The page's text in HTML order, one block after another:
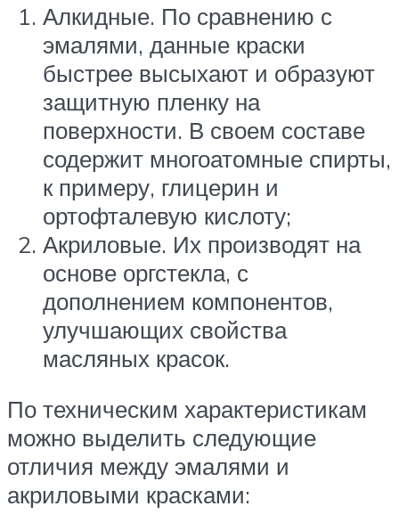
Алкидные. По сравнению с
эмалями, данные краски
быстрее высыхают и образуют
защитную пленку на
поверхности. В своем составе
содержит многоатомные спирты,
к примеру, глицерин и
ортофталевую кислоту;
Акриловые. Их производят на
основе оргстекла, с
дополнением компонентов,
улучшающих свойства
масляных красок.
По техническим характеристикам
можно выделить следующие
отличия между эмалями и
акриловыми красками: